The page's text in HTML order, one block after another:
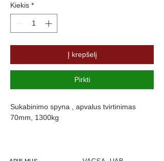
Kiekis *
Į krepšelį
Pirkti
Sukabinimo spyna , apvalus tvirtinimas
70mm, 1300kg